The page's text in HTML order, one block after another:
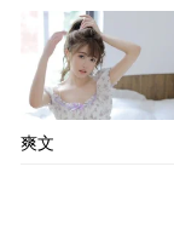
爽文